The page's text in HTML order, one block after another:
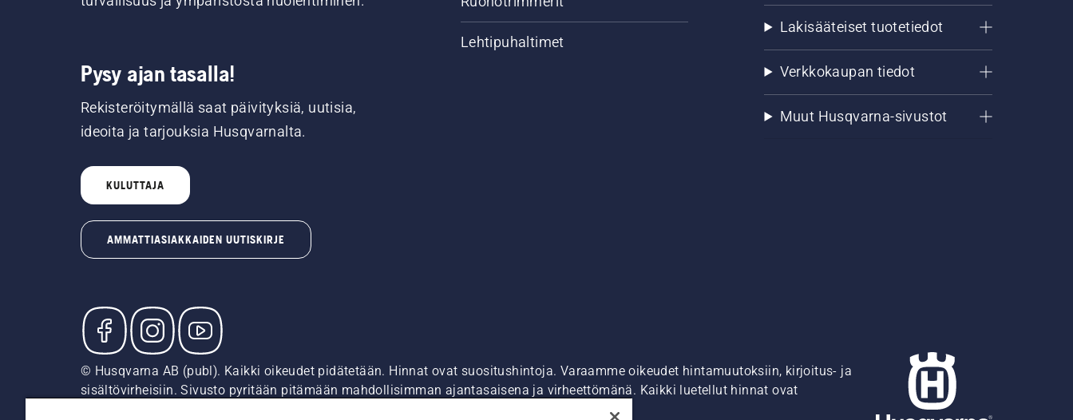
Pysy ajan tasalla!
Rekisteröitymällä saat päivityksiä, uutisia,
ideoita ja tarjouksia Husqvarnalta.
KULUTTAJA
AMMATTIASIAKKAIDEN UUTISKIRJE
Lehtipuhaltimet
Lakisääteiset tuotetiedot
Verkkokaupan tiedot
Muut Husqvarna-sivustot
© Husqvarna AB (publ). Kaikki oikeudet pidätetään. Hinnat ovat suositushintoja. Varaamme oikeudet hintamuutoksiin, kirjoitus- ja
sisältövirheisiin. Sivusto pyritään pitämään mahdollisimman ajantasaisena ja virheettömänä. Kaikki luetellut hinnat ovat